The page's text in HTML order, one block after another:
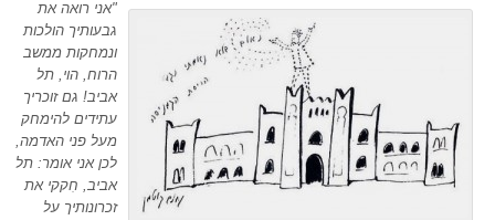
"אני רואה את
גבעותיך הולכות
ונמחקות ממשב
הרוח, הוי, תל
אביב! גם זוכריך
עתידים להימחק
מעל פני האדמה,
לכן אני אומר: תל
אביב, חִקקי את
זכרונותיך על